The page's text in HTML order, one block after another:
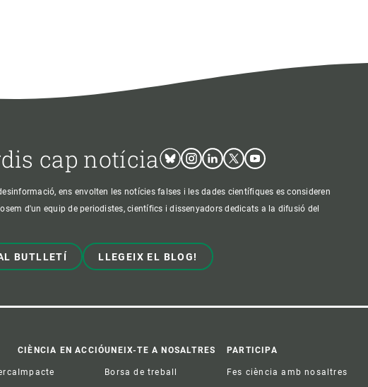
cap notícia BlueskyInstagram
LinkedinTwitterYoutube
ens envolten les notícies falses i les dades científiques es consideren
d'un equip de periodistes, científics i dissenyadors dedicats a la difusió del
BUTLLETÍ LLEGEIX EL BLOG!
CIÈNCIA EN ACCIÓ
Impacte
UNEIX-TE A NOSALTRES
Borsa de treball
PARTICIPA
Fes ciència amb nosaltres